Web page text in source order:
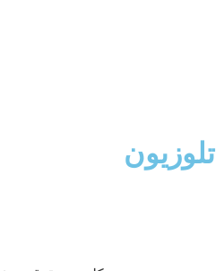
تلوزیون